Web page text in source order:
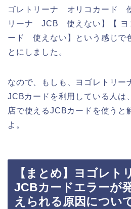
ゴレトリーナ オリコカード
リーナ JCB 使えない】【 ヨ
ード 使えない】という感じで
とにしました。
なので、もしも、ヨゴレトリー
JCBカードを利用している人は
店で使えるJCBカードを使うと
よ。
【まとめ】ヨゴレト
JCBカードエラーが
えられる原因につい